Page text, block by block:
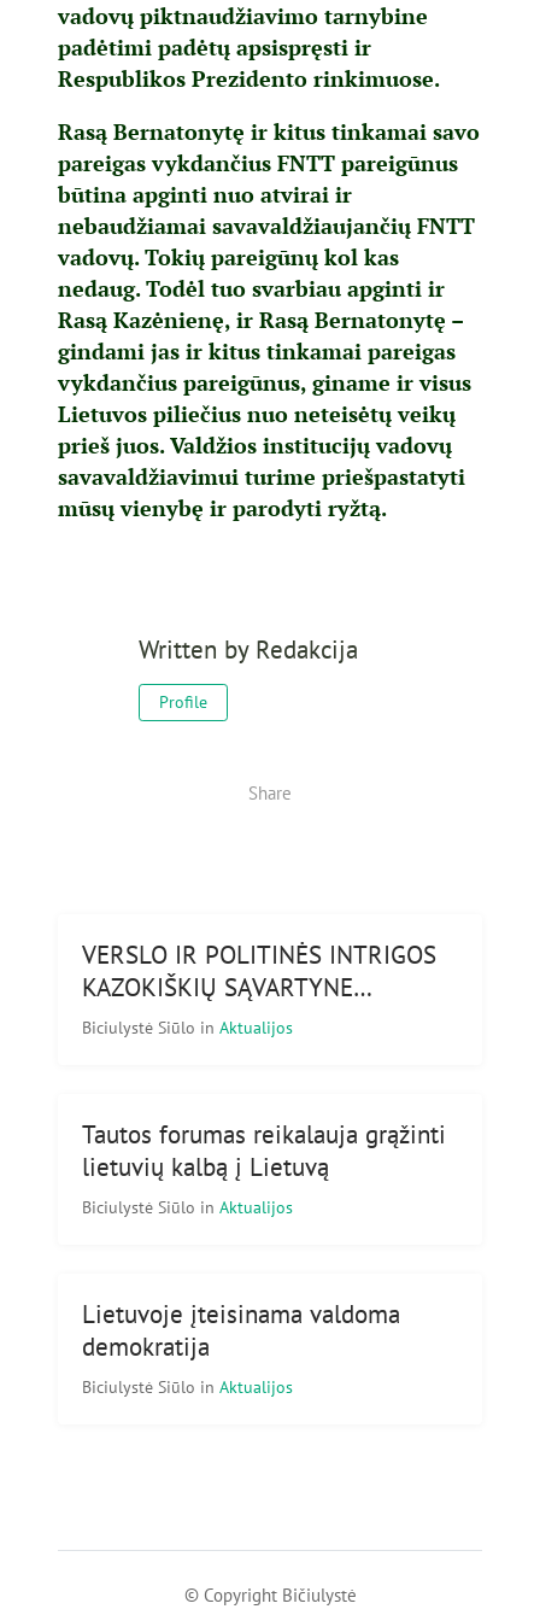
vadovų piktnaudžiavimo tarnybine
padėtimi padėtų apsispręsti ir
Respublikos Prezidento rinkimuose.
Rasą Bernatonytę ir kitus tinkamai savo
pareigas vykdančius FNTT pareigūnus
būtina apginti nuo atvirai ir
nebaudžiamai savavaldžiaujančių FNTT
vadovų. Tokių pareigūnų kol kas
nedaug. Todėl tuo svarbiau apginti ir
Rasą Kazėnienę, ir Rasą Bernatonytę –
gindami jas ir kitus tinkamai pareigas
vykdančius pareigūnus, giname ir visus
Lietuvos piliečius nuo neteisėtų veikų
prieš juos. Valdžios institucijų vadovų
savavaldžiavimui turime priešpastatyti
mūsų vienybę ir parodyti ryžtą.
Written by Redakcija
Profile
Share
VERSLO IR POLITINĖS INTRIGOS
KAZOKIŠKIŲ SĄVARTYNE…
Biciulystė Siūlo in Aktualijos
Tautos forumas reikalauja grąžinti
lietuvių kalbą į Lietuvą
Biciulystė Siūlo in Aktualijos
Lietuvoje įteisinama valdoma
demokratija
Biciulystė Siūlo in Aktualijos
© Copyright Bičiulystė